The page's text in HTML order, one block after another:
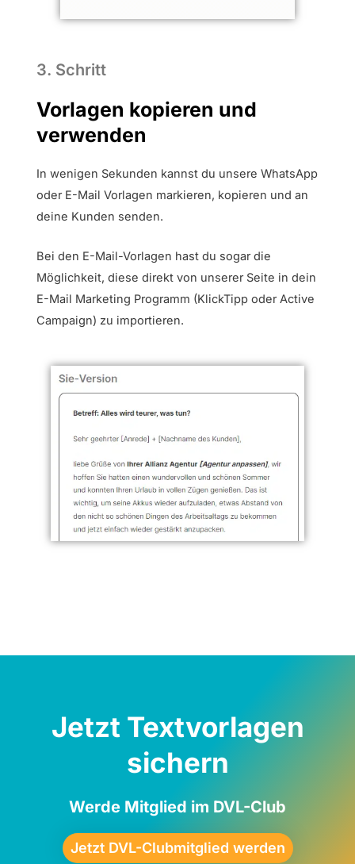
3. Schritt
Vorlagen kopieren und
verwenden
In wenigen Sekunden kannst du unsere WhatsApp
oder E-Mail Vorlagen markieren, kopieren und an
deine Kunden senden.
Bei den E-Mail-Vorlagen hast du sogar die
Möglichkeit, diese direkt von unserer Seite in dein
E-Mail Marketing Programm (KlickTipp oder Active
Campaign) zu importieren.
Jetzt Textvorlagen
sichern
Werde Mitglied im DVL-Club
Jetzt DVL-Clubmitglied werden